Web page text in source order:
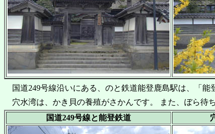
国道249号線沿いにある、のと鉄道能登鹿島駅は、「能
穴水湾は、かき貝の養殖がさかんです。 また、ぼら待
国道249号線と能登鉄道